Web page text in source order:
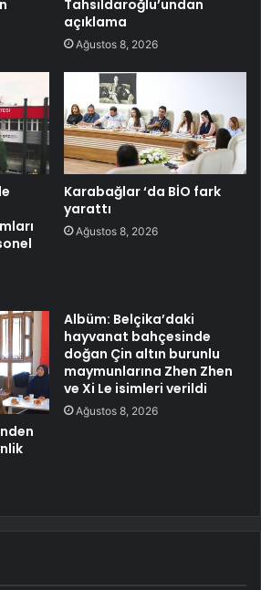
Tahsildaroğlu’undan
açıklama
Ağustos 8, 2026
Karabağlar ‘da BİO fark
yarattı
Ağustos 8, 2026
Albüm: Belçika’daki
hayvanat bahçesinde
doğan Çin altın burunlu
maymunlarına Zhen Zhen
ve Xi Le isimleri verildi
Ağustos 8, 2026